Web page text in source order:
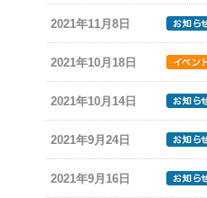
2021年11月8日
2021年10月18日
2021年10月14日
2021年9月24日
2021年9月16日